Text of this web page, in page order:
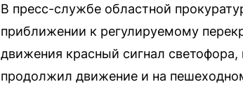
В пресс-службе областной
приближении к регулируемому
движения красный сигнал
продолжил движение и на